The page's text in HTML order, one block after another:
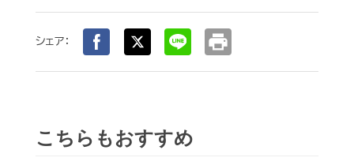
シェア： print
こちらもおすすめ